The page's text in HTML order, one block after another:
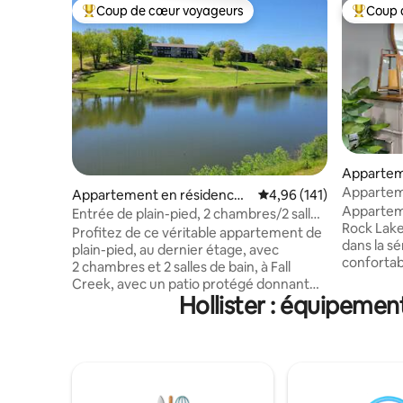
Coups de cœur voyageurs les plus appréciés
Coup de cœur voyageurs
Appartement en résidence ⋅
Branson
Évaluation moyenne
4,96 (141)
Entrée de plain-pied, 2 chambres/2 salles
de bain, vues relaxantes sur l'eau et le
golf
Profitez de ce véritable appartement de
plain-pied, au dernier étage, avec
2 chambres et 2 salles de bain, à Fall
Creek, avec un patio protégé donnant
sur une vue paisible sur l'eau et le
parcours de golf. Détendez-vous au son
Coups
Coup
Branson
2
Size
Rock
dans la
patio
d'une
voiture
Hollister :